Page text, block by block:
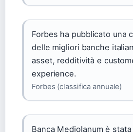
Forbes ha pubblicato una
delle migliori banche
asset, redditività e
experience.
Forbes (classifica annuale)
Banca Mediolanum è